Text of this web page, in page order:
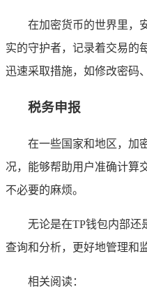
在加密货币的世界里，
实的守护者，记录着交易的
迅速采取措施，如修改密码
税务申报
在一些国家和地区，加
况，能够帮助用户准确计算
不必要的麻烦。
无论是在TP钱包内部还
查询和分析，更好地管理和
相关阅读：